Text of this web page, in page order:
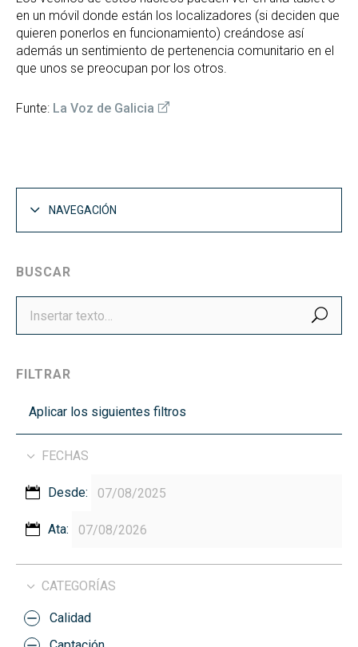
en un móvil donde están los localizadores (si deciden que
quieren ponerlos en funcionamiento) creándose así
además un sentimiento de pertenencia comunitario en el
que unos se preocupan por los otros.
Funte: La Voz de Galicia
NAVEGACIÓN
BUSCAR
FILTRAR
Aplicar los siguientes filtros
FECHAS
Desde:
Ata:
CATEGORÍAS
Calidad